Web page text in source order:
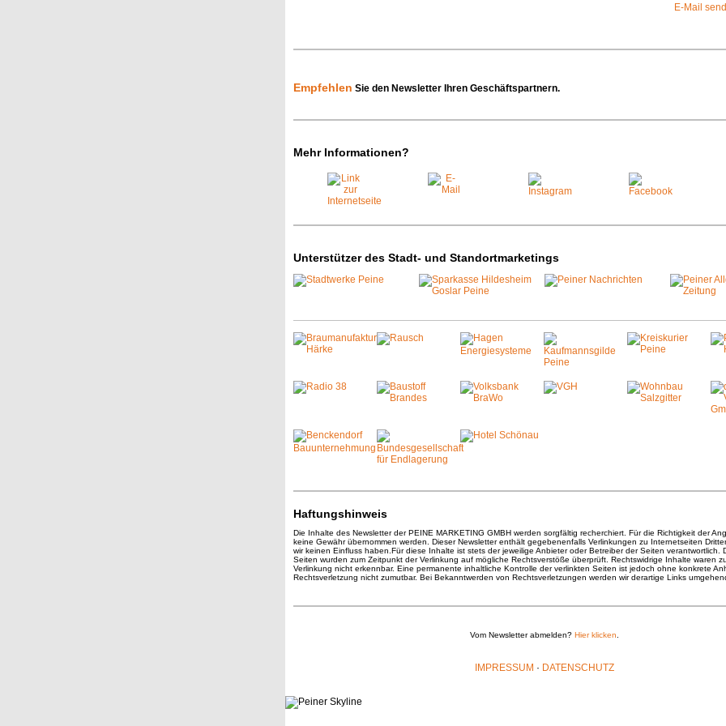
E-Mail
Empfehlen Sie den Newsletter Ihren Geschäftspartnern.
Mehr Informationen?
Unterstützer des Stadt- und Standortmarketings
Haftungshinweis
Die Inhalte des Newsletter der PEINE MARKETING GMBH werden sorgfältig recherchiert. Für die Richtigkeit der
keine Gewähr übernommen werden. Dieser Newsletter enthält gegebenenfalls Verlinkungen zu Internetseiten
wir keinen Einfluss haben.Für diese Inhalte ist stets der jeweilige Anbieter oder Betreiber der Seiten verantwortlich.
Seiten wurden zum Zeitpunkt der Verlinkung auf mögliche Rechtsverstöße überprüft. Rechtswidrige Inhalte waren
Verlinkung nicht erkennbar. Eine permanente inhaltliche Kontrolle der verlinkten Seiten ist jedoch ohne konkrete
Rechtsverletzung nicht zumutbar. Bei Bekanntwerden von Rechtsverletzungen werden wir derartige Links
Vom Newsletter abmelden? Hier klicken
IMPRESSUM · DATENSCHUTZ